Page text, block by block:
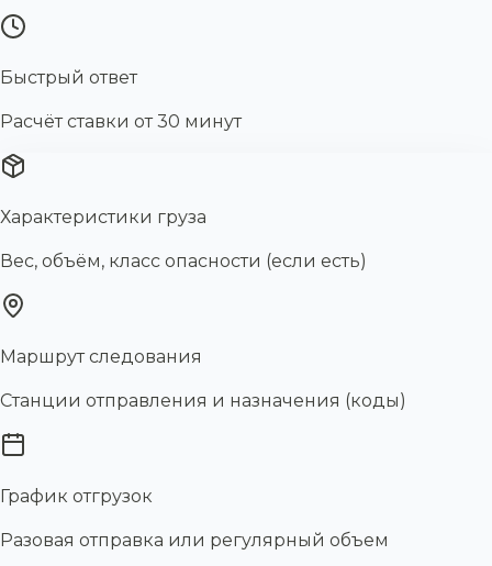
Быстрый ответ
Расчёт ставки от 30 минут
Характеристики груза
Вес, объём, класс опасности (если есть)
Маршрут следования
Станции отправления и назначения (коды)
График отгрузок
Разовая отправка или регулярный объем